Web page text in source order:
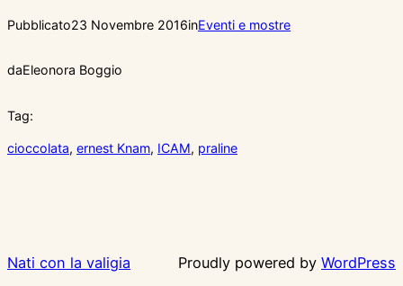
Pubblicato23 Novembre 2016inEventi e mostre
daEleonora Boggio
Tag:
cioccolata, ernest Knam, ICAM, praline
Nati con la valigia Proudly powered by WordPress